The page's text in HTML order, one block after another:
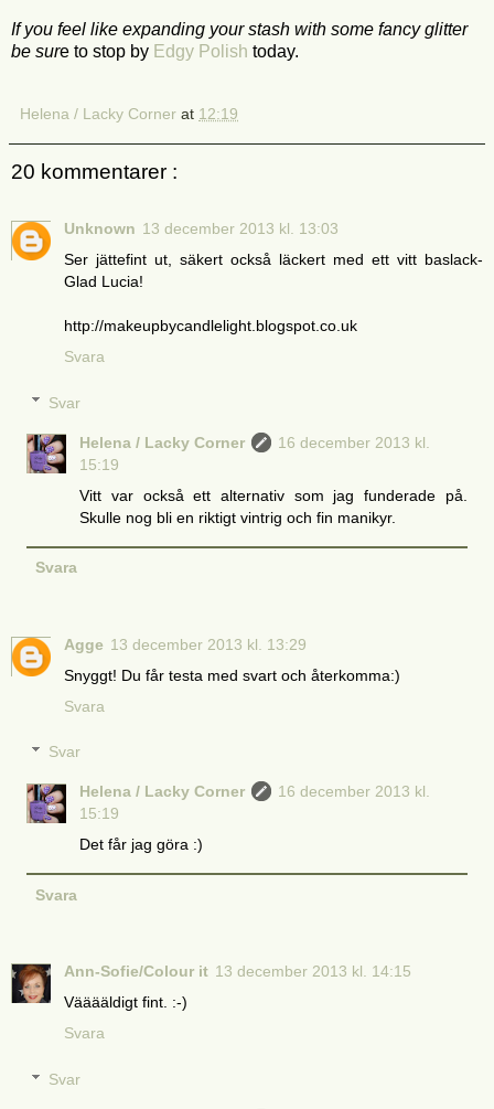
If you feel like expanding your stash with some fancy glitter
be sure to stop by Edgy Polish today.
Helena / Lacky Corner at 12:19
20 kommentarer :
Unknown 13 december 2013 kl. 13:03
Ser jättefint ut, säkert också läckert med ett vitt baslack-
Glad Lucia!
http://makeupbycandlelight.blogspot.co.uk
Svara
Svar
Helena / Lacky Corner
16 december 2013 kl.
15:19
Vitt var också ett alternativ som jag funderade på.
Skulle nog bli en riktigt vintrig och fin manikyr.
Svara
Agge 13 december 2013 kl. 13:29
Snyggt! Du får testa med svart och återkomma:)
Svara
Svar
Helena / Lacky Corner
16 december 2013 kl.
15:19
Det får jag göra :)
Svara
Ann-Sofie/Colour it 13 december 2013 kl. 14:15
Vääääldigt fint. :-)
Svara
Svar